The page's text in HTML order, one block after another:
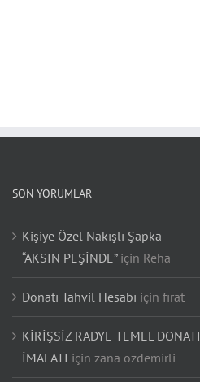
SON YORUMLAR
Kişiye Özel Nakışlı Şapka –
“AKSIN PEŞİNDE”için Reha
Donatı Tahvil Hesabı için fırat
KİRİŞSİZ RADYE TEMEL DONATI
İMALATI için zana özdemirli